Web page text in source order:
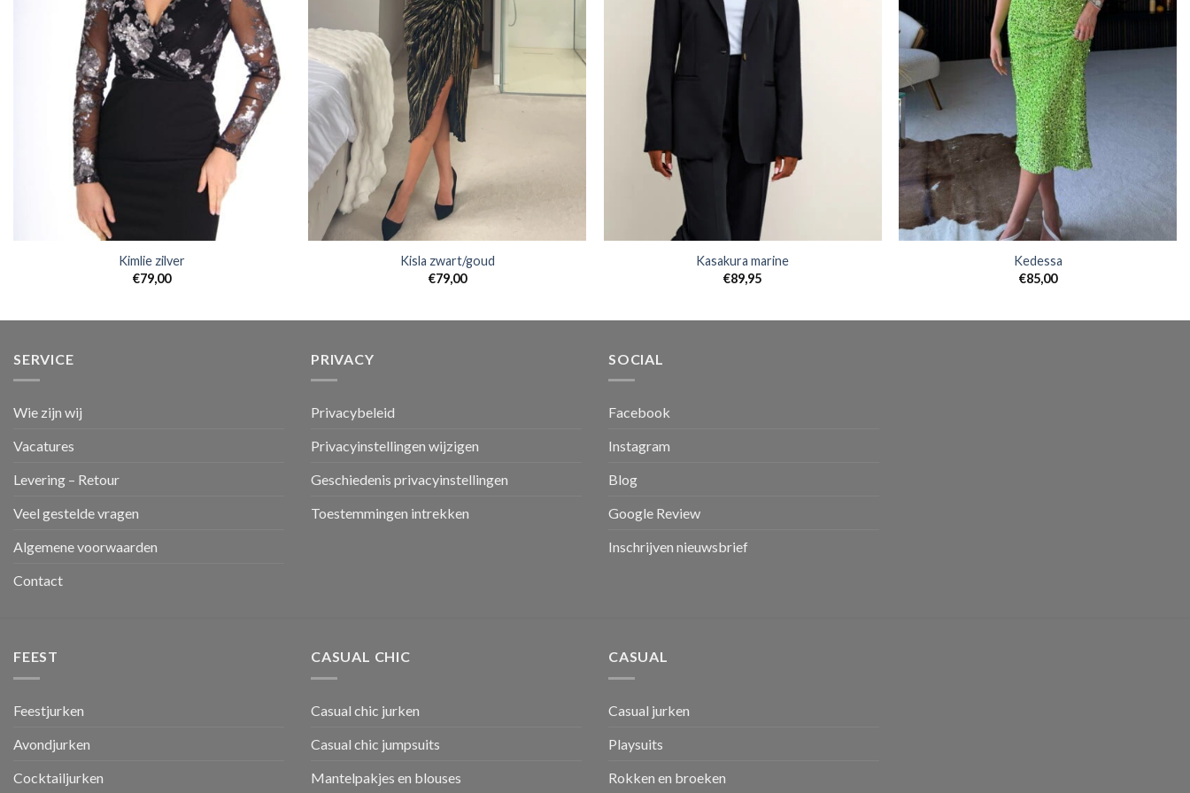
Kimlie zilver
€79,00
Kisla zwart/goud
€79,00
Kasakura marine
€89,95
Kedessa
€85,00
SERVICE
Wie zijn wij
Vacatures
Levering – Retour
Veel gestelde vragen
Algemene voorwaarden
Contact
PRIVACY
Privacybeleid
Privacyinstellingen wijzigen
Geschiedenis privacyinstellingen
Toestemmingen intrekken
SOCIAL
Facebook
Instagram
Blog
Google Review
Inschrijven nieuwsbrief
FEEST
Feestjurken
Avondjurken
Cocktailjurken
CASUAL CHIC
Casual chic jurken
Casual chic jumpsuits
Mantelpakjes en blouses
CASUAL
Casual jurken
Playsuits
Rokken en broeken